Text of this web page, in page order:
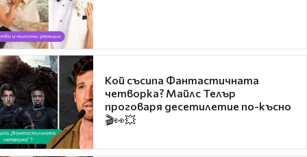
Кой съсипа Фантастичната
четворка? Майлс Телър
проговаря десетилетие по-късно
🎬👀💥